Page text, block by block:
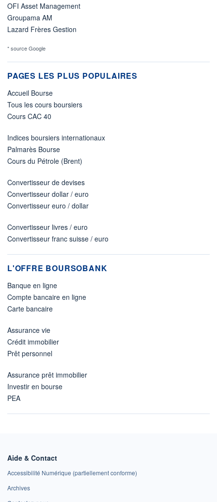
OFI Asset Management
Groupama AM
Lazard Frères Gestion
* source Google
PAGES LES PLUS POPULAIRES
Accueil Bourse
Tous les cours boursiers
Cours CAC 40
Indices boursiers internationaux
Palmarès Bourse
Cours du Pétrole (Brent)
Convertisseur de devises
Convertisseur dollar / euro
Convertisseur euro / dollar
Convertisseur livres / euro
Convertisseur franc suisse / euro
L'OFFRE BOURSOBANK
Banque en ligne
Compte bancaire en ligne
Carte bancaire
Assurance vie
Crédit immobilier
Prêt personnel
Assurance prêt immobilier
Investir en bourse
PEA
Aide & Contact
Accessibilité Numérique (partiellement conforme)
Archives